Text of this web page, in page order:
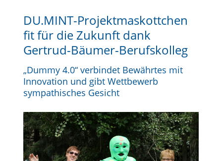
DU.MINT-Projektmaskottchen
fit für die Zukunft dank
Gertrud-Bäumer-Berufskolleg
„Dummy 4.0“ verbindet Bewährtes mit
Innovation und gibt Wettbewerb
sympathisches Gesicht